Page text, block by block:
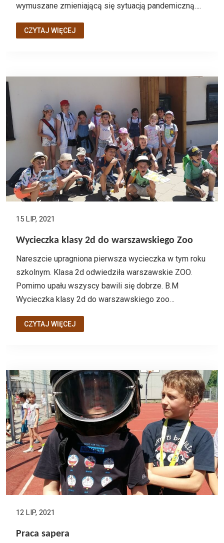
wymuszane zmieniającą się sytuacją pandemiczną….
CZYTAJ WIĘCEJ
15 LIP, 2021
Wycieczka klasy 2d do warszawskiego Zoo
Nareszcie upragniona pierwsza wycieczka w tym roku
szkolnym. Klasa 2d odwiedziła warszawskie ZOO.
Pomimo upału wszyscy bawili się dobrze. B.M
Wycieczka klasy 2d do warszawskiego zoo…
CZYTAJ WIĘCEJ
12 LIP, 2021
Praca sapera